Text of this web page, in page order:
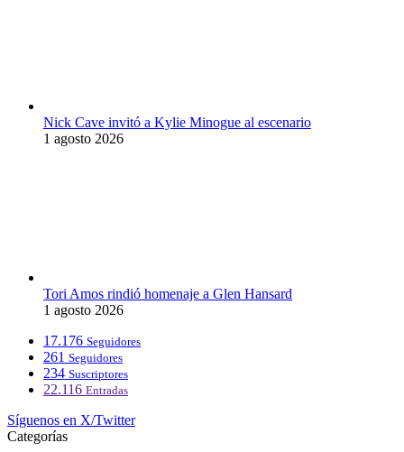
Nick Cave invitó a Kylie Minogue al escenario
1 agosto 2026
Tori Amos rindió homenaje a Glen Hansard
1 agosto 2026
17.176 Seguidores
261 Seguidores
234 Suscriptores
22.116 Entradas
Síguenos en X/Twitter
Categorías